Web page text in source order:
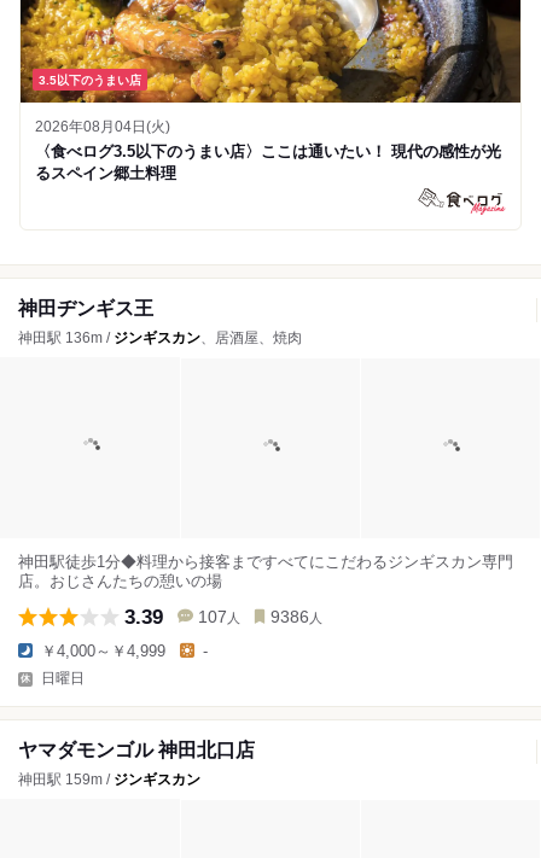
3.5以下のうまい店
2026年08月04日(火)
〈食べログ3.5以下のうまい店〉ここは通いたい！ 現代の感性が光
るスペイン郷土料理
神田ヂンギス王
神田駅 136m / ジンギスカン、居酒屋、焼肉
神田駅徒歩1分◆料理から接客まですべてにこだわるジンギスカン専門
店。おじさんたちの憩いの場
3.39 107 人 9386 人
￥4,000～￥4,999 -
日曜日
ヤマダモンゴル 神田北口店
神田駅 159m / ジンギスカン